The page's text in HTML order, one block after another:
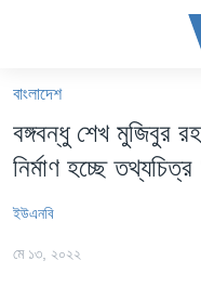
যান।
প্রধান
যান
যান
বাংলাদেশ
বাংলাদেশ
বঙ্গবন্ধু শেখ মুজিবুর
নির্মাণ হচ্ছে
ইউএনবি
মে ১৩, ২০২২